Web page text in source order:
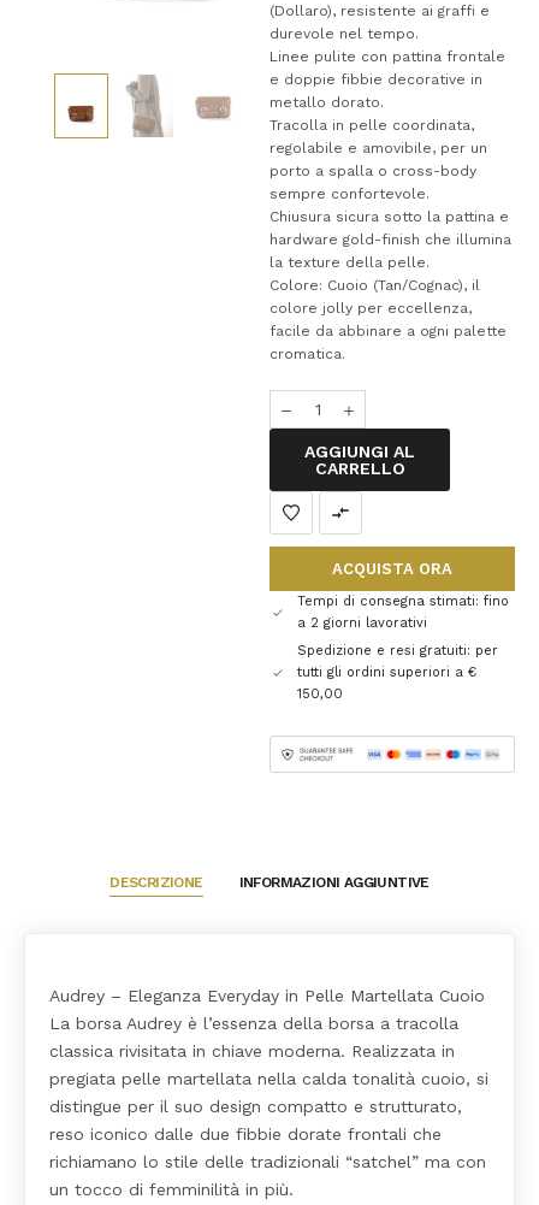
(Dollaro), resistente ai graffi e
durevole nel tempo.
Linee pulite con pattina frontale
e doppie fibbie decorative in
metallo dorato.
Tracolla in pelle coordinata,
regolabile e amovibile, per un
porto a spalla o cross-body
sempre confortevole.
Chiusura sicura sotto la pattina e
hardware gold-finish che illumina
la texture della pelle.
Colore: Cuoio (Tan/Cognac), il
colore jolly per eccellenza,
facile da abbinare a ogni palette
cromatica.
AGGIUNGI AL
CARRELLO
ACQUISTA ORA
Tempi di consegna stimati: fino
a 2 giorni lavorativi
Spedizione e resi gratuiti: per
tutti gli ordini superiori a €
150,00
DESCRIZIONE INFORMAZIONI AGGIUNTIVE
Audrey – Eleganza Everyday in Pelle Martellata Cuoio
La borsa Audrey è l’essenza della borsa a tracolla
classica rivisitata in chiave moderna. Realizzata in
pregiata pelle martellata nella calda tonalità cuoio, si
distingue per il suo design compatto e strutturato,
reso iconico dalle due fibbie dorate frontali che
richiamano lo stile delle tradizionali “satchel” ma con
un tocco di femminilità in più.